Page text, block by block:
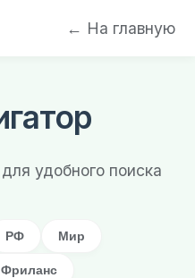
← На главную
удобного поиска
РФ Мир
Фриланс